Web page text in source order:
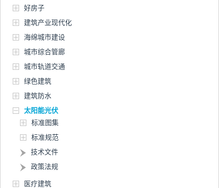
好房子
建筑产业现代化
海绵城市建设
城市综合管廊
城市轨道交通
绿色建筑
建筑防水
太阳能光伏
标准图集
标准规范
技术文件
政策法规
医疗建筑